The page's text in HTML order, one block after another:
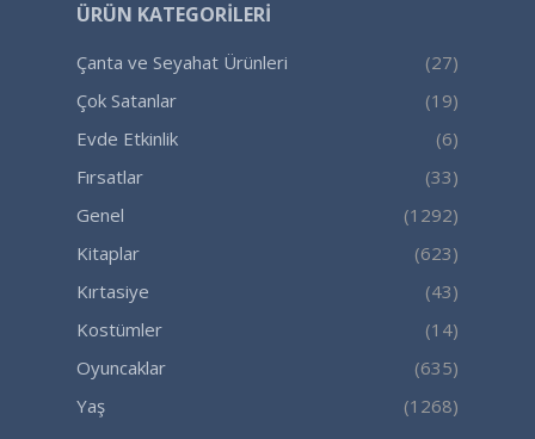
ÜRÜN KATEGORILERI
Çanta ve Seyahat Ürünleri
(27)
Çok Satanlar
(19)
Evde Etkinlik
(6)
Fırsatlar
(33)
Genel
(1292)
Kitaplar
(623)
Kırtasiye
(43)
Kostümler
(14)
Oyuncaklar
(635)
Yaş
(1268)